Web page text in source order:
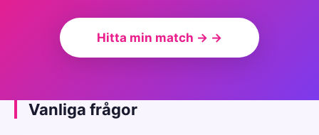
Hitta min match → →
Vanliga frågor